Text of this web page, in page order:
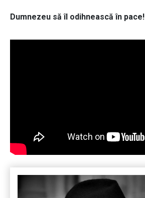
Dumnezeu să îl odihnească în pace!